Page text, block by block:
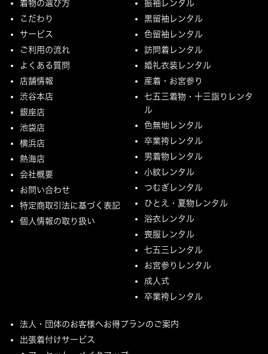
着物の選び方
こだわり
サービス
ご利用の流れ
よくある質問
店舗情報
渋谷本店
銀座店
池袋店
横浜店
熱海店
会社概要
お問い合わせ
特定商取引法に基づく表記
個人情報の取り扱い
振袖レンタル
黒留袖レンタル
色留袖レンタル
訪問着レンタル
婚礼衣装レンタル
産着・お宮参り
七五三着物・十三詣りレンタ
ル
色無地レンタル
卒業袴レンタル
男着物レンタル
小紋レンタル
つむぎレンタル
ひとえ・夏物レンタル
浴衣レンタル
喪服レンタル
七五三レンタル
お宮参りレンタル
成人式
卒業袴レンタル
法人・団体のお客様へお得プランのご案内
出張着付けサービス